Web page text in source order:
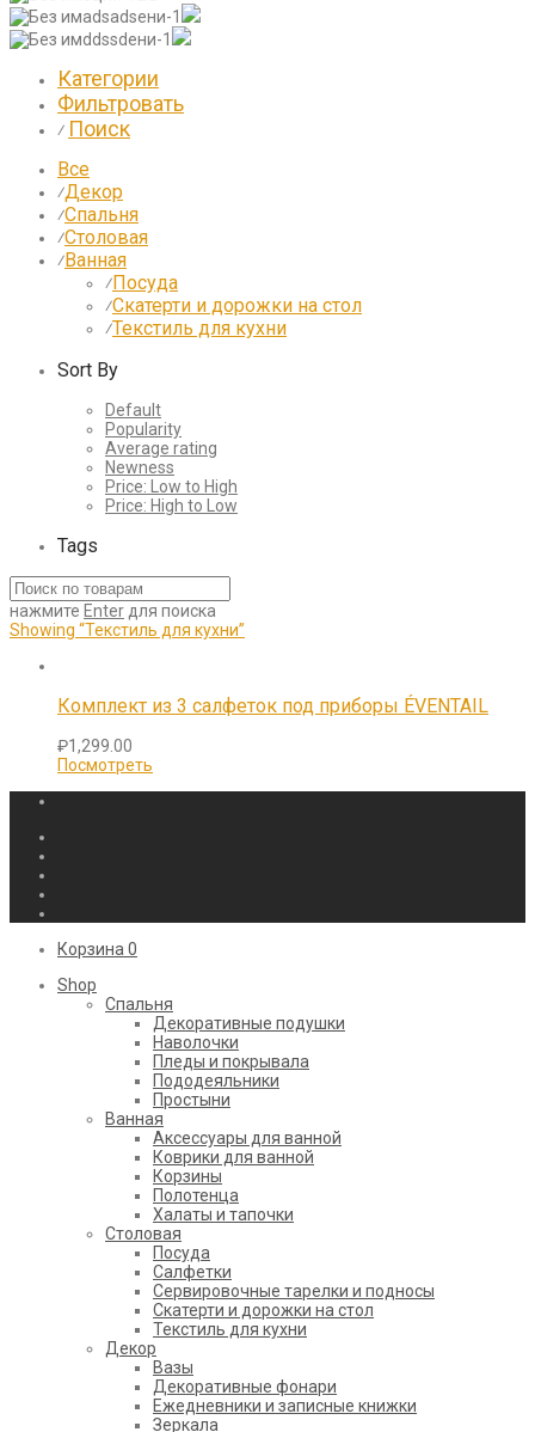
Категории
Фильтровать
⁄ Поиск
Все
⁄Декор
⁄Спальня
⁄Столовая
⁄Ванная
⁄Посуда
⁄Скатерти и дорожки на стол
⁄Текстиль для кухни
Sort By
Default
Popularity
Average rating
Newness
Price: Low to High
Price: High to Low
Tags
нажмите Enter для поиска
Showing “Текстиль для кухни”
Комплект из 3 салфеток под приборы ÉVENTAIL
₽1,299.00
Посмотреть
Корзина 0
Shop
Cпальня
Декоративные подушки
Наволочки
Пледы и покрывала
Пододеяльники
Простыни
Ванная
Аксессуары для ванной
Коврики для ванной
Корзины
Полотенца
Халаты и тапочки
Столовая
Посуда
Салфетки
Сервировочные тарелки и подносы
Скатерти и дорожки на стол
Текстиль для кухни
Декор
Вазы
Декоративные фонари
Ежедневники и записные книжки
Зеркала